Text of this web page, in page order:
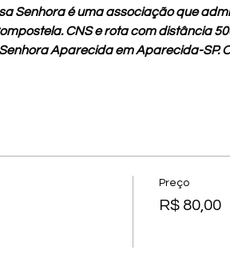
Senhora é uma associação que
CNS e rota com distância
Aparecida em Aparecida-SP.
Preço
R$ 80,00